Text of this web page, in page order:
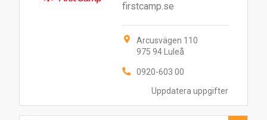
Uppdatera uppgifter
firstcamp.se
Arcusvägen 110
975 94 Luleå
0920-603 00